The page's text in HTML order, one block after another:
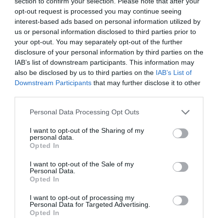
opt-out request is processed you may continue seeing
interest-based ads based on personal information utilized by
us or personal information disclosed to third parties prior to
your opt-out. You may separately opt-out of the further
disclosure of your personal information by third parties on the
IAB’s list of downstream participants. This information may
also be disclosed by us to third parties on the IAB’s List of
Downstream Participants that may further disclose it to other
Please note that this website/app uses one or more Google
not limited to your visit or usage behaviour. You may click to
grant or deny consent to Google and its third-party tags to
use your data for below specified purposes in below Google
consent section.
Personal Data Processing Opt Outs
I want to opt-out of the Sharing of my
personal data.
Opted In
I want to opt-out of the Sale of my
Personal Data.
Opted In
I want to opt-out of processing my
Personal Data for Targeted Advertising.
Opted In